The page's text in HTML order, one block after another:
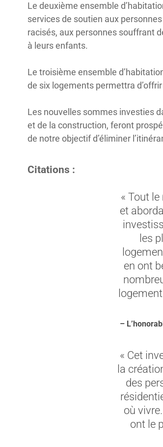
Le deuxième ensemble
services de soutien aux
racisés, aux personnes souffrant
à leurs enfants.
Le troisième ensemble
de six logements permettra
Les nouvelles sommes investies
et de la construction, feront
de notre objectif d’éliminer
Citations :
« Tout
et
les
en ont
–
« Cet
la
des
où
ont le